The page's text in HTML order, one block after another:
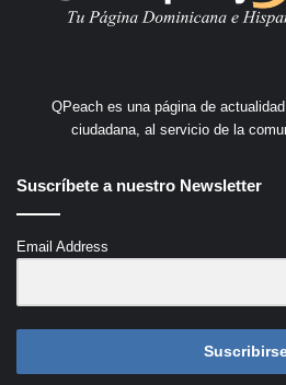
QPeach es una página de
ciudadana, al servicio de la
Suscríbete a nuestro Newsletter
Email Address